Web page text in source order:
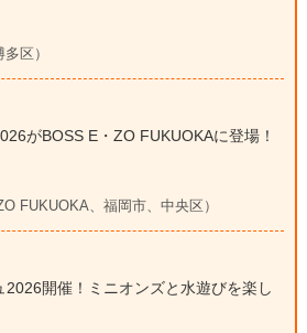
区）
がBOSS E・ZO FUKUOKAに登場！
FUKUOKA、福岡市、中央区）
2026開催！ミニオンズと水遊びを楽し